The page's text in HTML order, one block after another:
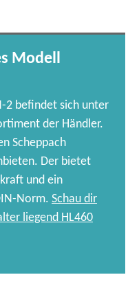
Modell
2 befindet sich unter
der Händler.
Scheppach
Der bietet
und ein
Norm. Schau dir
liegend HL460